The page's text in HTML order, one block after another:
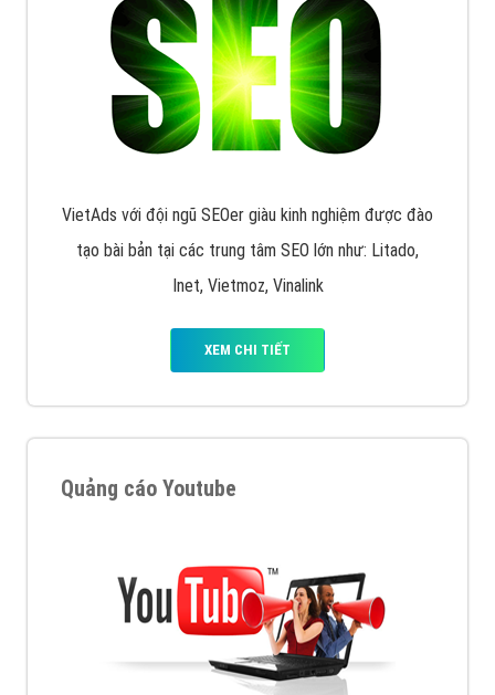
VietAds triển khai dịch vụ quảng cáo Banner Google
muốn đặt Banner
XEM CHI TIẾT